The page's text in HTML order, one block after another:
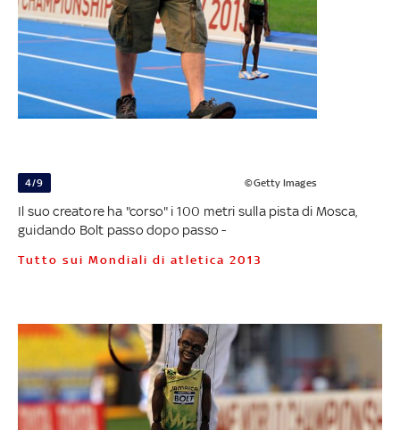
4/9 ©Getty Images
Il suo creatore ha "corso" i 100 metri sulla pista di Mosca,
guidando Bolt passo dopo passo -
Tutto sui Mondiali di atletica 2013